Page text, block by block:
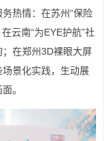
热情：在苏州“保险
云南“为EYE护航”社
在郑州3D裸眼大屏
景化实践，生动展
。